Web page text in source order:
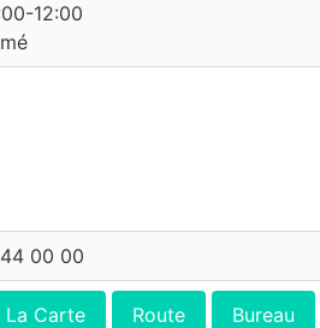
12:00
00 00
La Carte Route Bureau